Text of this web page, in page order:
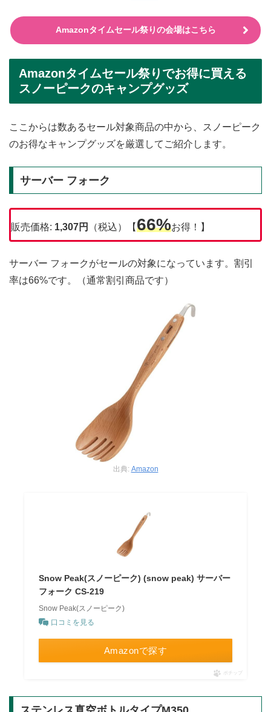
Amazonタイムセール祭りの会場はこちら
Amazonタイムセール祭りでお得に買える
スノーピークのキャンプグッズ
ここからは数あるセール対象商品の中から、スノーピーク
のお得なキャンプグッズを厳選してご紹介します。
サーバー フォーク
販売価格: 1,307円 （税込）【66%お得！】
サーバー フォークがセールの対象になっています。割引
率は66%です。（通常割引商品です）
出典: Amazon
Snow Peak(スノーピーク) (snow peak) サーバー
フォーク CS-219
Snow Peak(スノーピーク)
口コミを見る
Amazonで探す
ポチップ